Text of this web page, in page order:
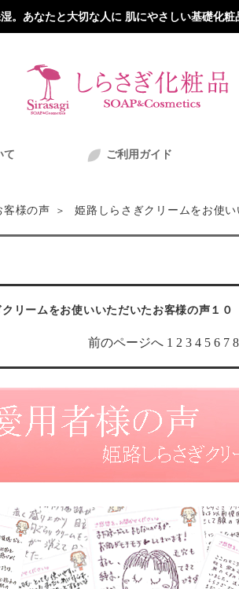
。あなたと大切な人に 肌にやさしい基礎化粧
て ご利用ガイド
客様の声 姫路しらさぎクリームをお使
リームをお使いいただいたお客様の声１０
前のページへ 1 2 3 4 5 6 7 8